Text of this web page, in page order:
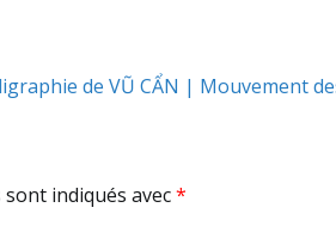
de VŨ CẨN | Mouvement
indiqués avec*